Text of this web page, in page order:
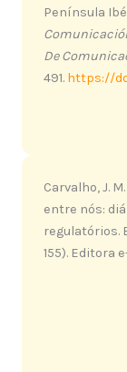
Península
De
491. https://
Carvalho, J.
entre nós:
regulatórios.
155). Editora